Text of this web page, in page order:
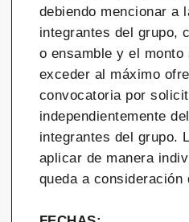
debiendo mencionar a
integrantes del grupo,
o ensamble y el
exceder al máximo
convocatoria por
independientemente
integrantes del grupo.
aplicar de manera
queda a consideración